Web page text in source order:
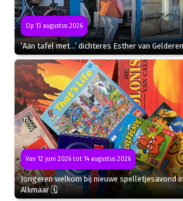
Op 13 augustus 2026
‘Aan tafel met…’ dichteres Esther van
Van 12 juni 2026 tot 14 augustus 2026
Jongeren welkom bij nieuwe spelletjesavond
Alkmaar 🗓